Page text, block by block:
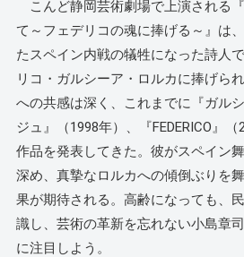
こんど静岡芸術劇場で上演される
て～フェデリコの魂に捧げる～』は
たスペイン内戦の犠牲になった詩人
リコ・ガルシーア・ロルカに捧げら
への共感は深く、これまでに『ガル
ジュ』（1998年）、『FEDERICO』
作品を発表してきた。彼がスペイン
深め、真摯なロルカへの傾倒ぶりを
果が期待される。高齢になっても、
識し、芸術の革新を忘れない小島章
に注目しよう。